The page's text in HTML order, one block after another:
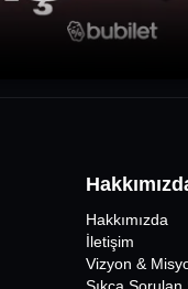
Hakkımızda
İletişim
Vizyon &